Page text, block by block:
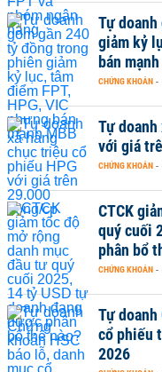
Tự
giảm kỷ
bán
CHỨNG KHOÁN -
Tự doanh
với giá
CHỨNG KHOÁN -
CTCK
quý cuối
phân bổ
CHỨNG KHOÁN -
Tự doanh
cổ phiếu
2026